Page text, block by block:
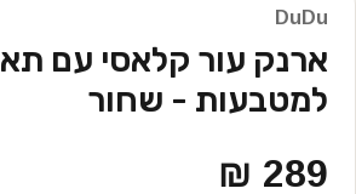
DuDu
ארנק עור קלאסי עם תא
למטבעות - שחור
289 ₪